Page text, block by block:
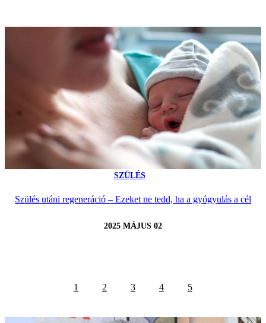
SZÜLÉS
Szülés utáni regeneráció – Ezeket ne tedd, ha a gyógyulás a cél
2025 MÁJUS 02
1 2 3 4 5